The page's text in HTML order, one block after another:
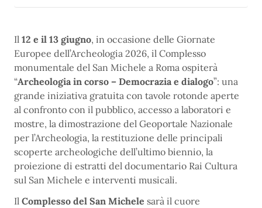
Il 12 e il 13 giugno, in occasione delle Giornate
Europee dell’Archeologia 2026, il Complesso
monumentale del San Michele a Roma ospiterà
“Archeologia in corso – Democrazia e dialogo”: una
grande iniziativa gratuita con tavole rotonde aperte
al confronto con il pubblico, accesso a laboratori e
mostre, la dimostrazione del Geoportale Nazionale
per l’Archeologia, la restituzione delle principali
scoperte archeologiche dell’ultimo biennio, la
proiezione di estratti del documentario Rai Cultura
sul San Michele e interventi musicali.
Il Complesso del San Michele sarà il cuore